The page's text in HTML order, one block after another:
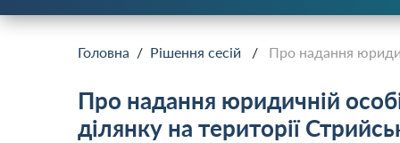
Головна / Рішення сесій / Про надання
Про надання юридичній
ділянку на території